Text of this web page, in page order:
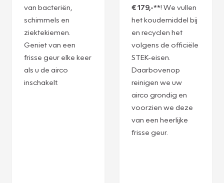
van bacteriën,
schimmels en
ziektekiemen.
Geniet van een
frisse geur elke keer
als u de airco
inschakelt.
€ 179,-**! We vullen
het koudemiddel bij
en recyclen het
volgens de officiële
STEK-eisen.
Daarbovenop
reinigen we uw
airco grondig en
voorzien we deze
van een heerlijke
frisse geur.